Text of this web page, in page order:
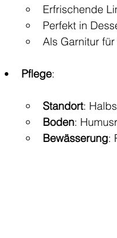
Erfrischende
Perfekt in
Als Garnitur
Pflege:
Standort:
Boden:
Bewässerung: